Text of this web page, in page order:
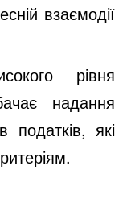
взаємодії
рівня
надання
податків, які